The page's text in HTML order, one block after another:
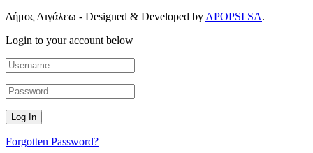
Δήμος Αιγάλεω - Designed & Developed by APOPSI SA.
Login to your account below
Forgotten Password?